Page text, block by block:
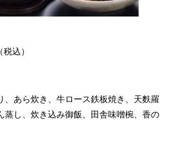
込）
、あら炊き、牛ロース鉄板焼き、天麩羅
蒸し、炊き込み御飯、田舎味噌椀、香の